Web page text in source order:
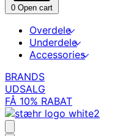
0 Open cart
Overdele
Underdele
Accessories
BRANDS
UDSALG
FÅ 10% RABAT